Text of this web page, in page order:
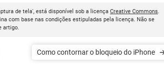
de tela', está disponível sob a licença Creative Commons.
com base nas condições estipuladas pela licença. Não se
artigo.
Como contornar o bloqueio do iPhone